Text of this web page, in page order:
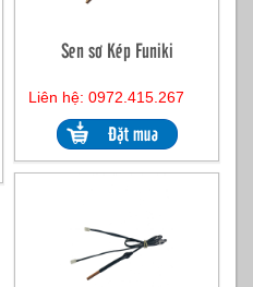
Sen sơ Kép Funiki
Liên hệ: 0972.415.267